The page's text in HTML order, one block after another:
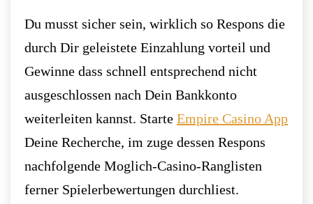
Du musst sicher sein, wirklich so Respons die
durch Dir geleistete Einzahlung vorteil und
Gewinne dass schnell entsprechend nicht
ausgeschlossen nach Dein Bankkonto
weiterleiten kannst. Starte Empire Casino App
Deine Recherche, im zuge dessen Respons
nachfolgende Moglich-Casino-Ranglisten
ferner Spielerbewertungen durchliest.